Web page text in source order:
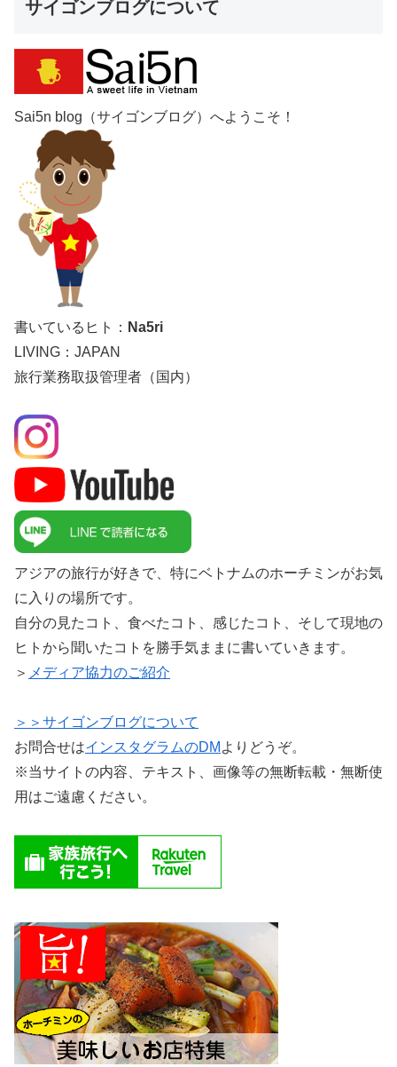
サイゴンブログについて
Sai5n blog（サイゴンブログ）へようこそ！
書いているヒト： Na5ri
LIVING：JAPAN
旅行業務取扱管理者（国内）
アジアの旅行が好きで、特にベトナムのホーチミンがお気
に入りの場所です。
自分の見たコト、食べたコト、感じたコト、そして現地の
ヒトから聞いたコトを勝手気ままに書いていきます。
＞ メディア協力のご紹介
＞＞サイゴンブログについて
お問合せはインスタグラムのDM よりどうぞ。
※当サイトの内容、テキスト、画像等の無断転載・無断使
用はご遠慮ください。